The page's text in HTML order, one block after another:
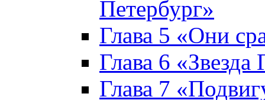
Петербург»
Глава 5 «Они
Глава 6 «Звезда
Глава 7